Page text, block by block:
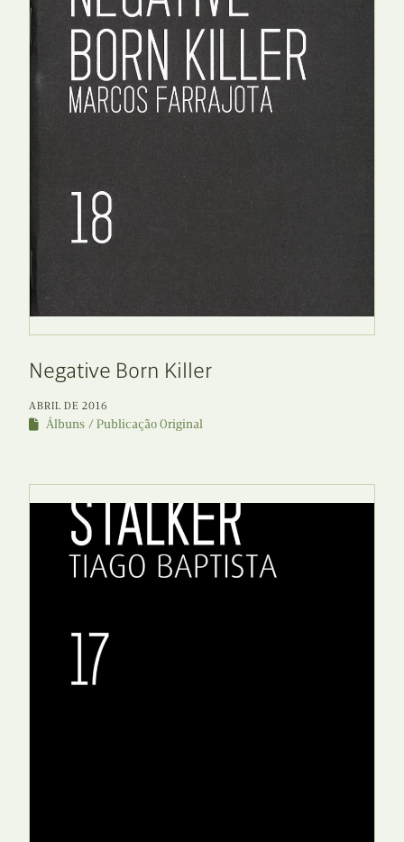
Negative Born Killer
ABRIL DE 2016
Álbuns Publicação Original